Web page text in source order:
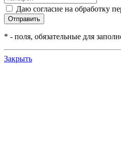
Даю согласие на обработку
* - поля, обязательные для
Закрыть